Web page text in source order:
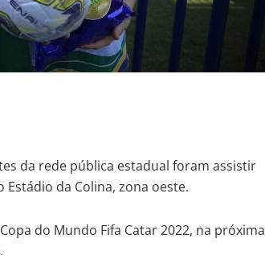
da rede pública estadual foram assistir
da Colina, zona oeste.
do Mundo Fifa Catar 2022, na próxima